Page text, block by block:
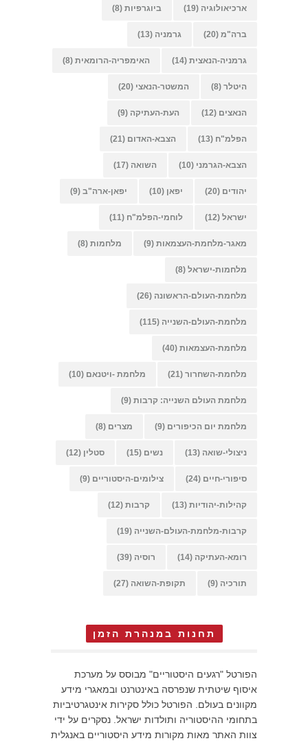
ארכיאולוגיה (19) ביוגרפיות (8)
ברה"מ (20) גרמניה (13)
גרמניה-הנאצית (14) האימפריה-הרומאית (8)
היטלר (8) המשטר-הנאצי (20)
הנאצים (12) העת-העתיקה (9)
הפלמ"ח (13) הצבא-האדום (21)
הצבא-הגרמני (10) השואה (17)
יהודים (20) יפאן (10) יפאן-ארה"ב (9)
ישראל (12) לוחמי-הפלמ"ח (11)
מאגר-מלחמת-העצמאות (9) מלחמות (8)
מלחמות-ישראל (8)
מלחמת-העולם-הראשונה (26)
מלחמת-העולם-השנייה (115)
מלחמת-העצמאות (40)
מלחמת-השחרור (21) מלחמת -ויטנאם (10)
מלחמת העולם השנייה: קרבות (9)
מלחמת יום הכיפורים (9) מצרים (8)
ניצולי-שואה (13) נשים (15) סטלין (12)
סיפורי-חיים (24) צילומים-היסטוריים (9)
קהילות-יהודיות (13) קרבות (12)
קרבות-מלחמת-העולם-השנייה (19)
רומא-העתיקה (14) רוסיה (39)
תורכיה (9) תקופת-השואה (27)
תחנות במנהרת הזמן
הפורטל "רגעים היסטוריים" מבוסס על מערכת
איסוף שיטתית שנפרסה באינטרנט ובמאגרי מידע
מקוונים בעולם. הפורטל כולל סקירות אינטגרטיביות
בתחומי ההיסטוריה ותולדות ישראל. נסקרים על ידי
צוות האתר מאות מקורות מידע היסטוריים באנגלית